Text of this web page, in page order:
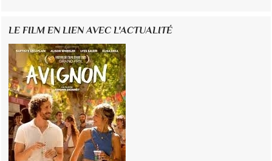
LE FILM EN LIEN AVEC L'ACTUALITÉ